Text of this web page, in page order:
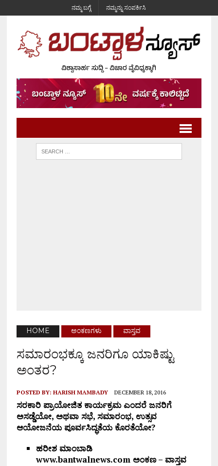
ನಮ್ಮ ಬಗ್ಗೆ ನಮ್ಮನ್ನು ಸಂಪರ್ಕಿಸಿ
HOME ಅಂಕಣಗಳು ವಾಸ್ತವ
ಸಮಾರಂಭಕ್ಕೂ ಜನರಿಗೂ ಯಾಕಿಷ್ಟು
ಅಂತರ?
POSTED BY: HARISH MAMBADY DECEMBER 18, 2016
ಸರಕಾರಿ ಪ್ರಾಯೋಜಿತ ಕಾರ್ಯಕ್ರಮ ಎಂದರೆ ಜನರಿಗೆ
ಅಸಡ್ಡೆಯೋ, ಅಥವಾ ಸಭೆ, ಸಮಾರಂಭ, ಉತ್ಸವ
ಆಯೋಜನೆಯ ಪೂರ್ವಸಿದ್ಧತೆಯ ಕೊರತೆಯೋ?
ಹರೀಶ ಮಾಂಬಾಡಿ
www.bantwalnews.com ಅಂಕಣ – ವಾಸ್ತವ